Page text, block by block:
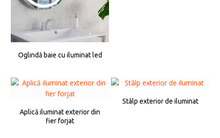
Oglindă baie cu iluminat led
Aplică iluminat exterior din
fier forjat
Stâlp exterior de iluminat